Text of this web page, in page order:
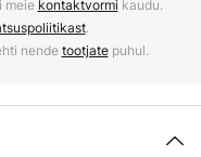
meie kontaktvormi kaudu.
.
nendetootjatepuhul.